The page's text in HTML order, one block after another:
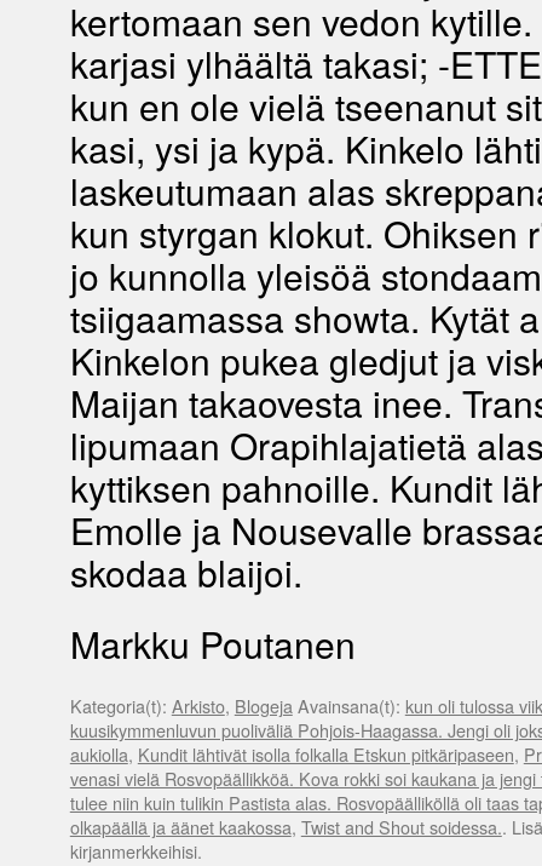
kertomaan sen vedon
karjasi ylhäältä takasi; -
kun en ole vielä tseenanut
kasi, ysi ja kypä. Kinkelo lähti
laskeutumaan alas
kun styrgan klokut. Ohiksen
jo kunnolla yleisöä
tsiigaamassa showta. Kytät
Kinkelon pukea gledjut ja
Maijan takaovesta inee.
lipumaan Orapihlajatietä
kyttiksen pahnoille. Kundit
Emolle ja Nousevalle
skodaa blaijoi.
Markku Poutanen
Kategoria(t): Arkisto, BlogejaAvainsana(t): kun oli tulossa
kuusikymmenluvun puoliväliä Pohjois-Haagassa. Jengi oli
aukiolla, Kundit lähtivät isolla folkalla Etskun pitkäripaseen,
venasi vielä Rosvopäällikköä. Kova rokki soi kaukana ja
tulee niin kuin tulikin Pastista alas. Rosvopäälliköllä oli taas
olkapäällä ja äänet kaakossa, Twist and Shout soidessa..
kirjanmerkkeihisi.